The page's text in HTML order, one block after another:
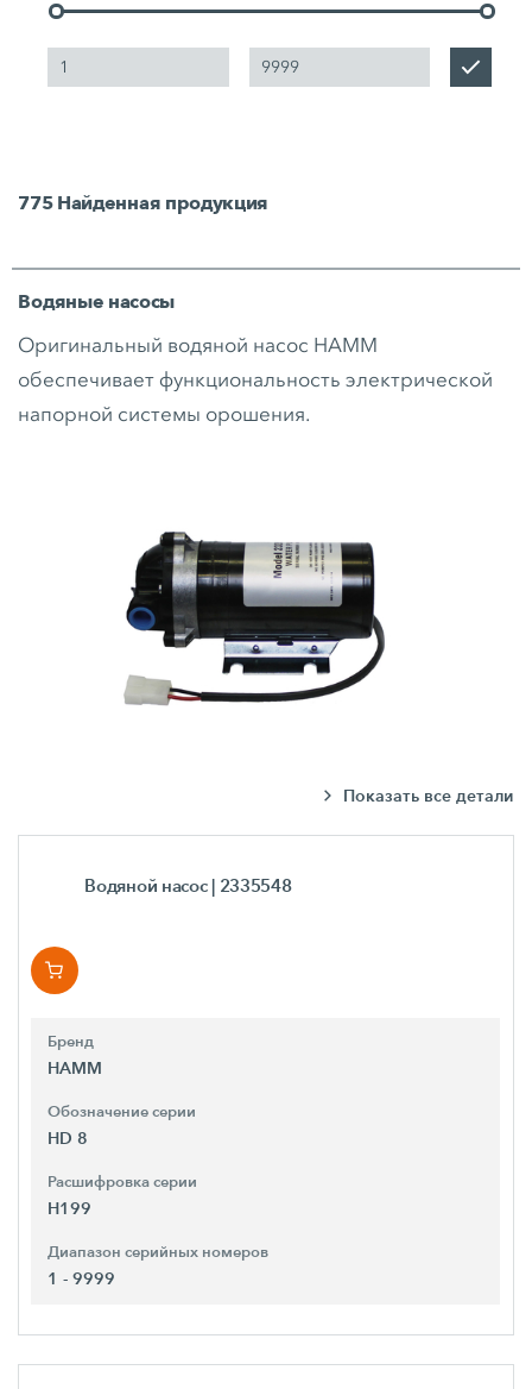
775 Найденная продукция
Водяные насосы
Оригинальный водяной насос HAMM
обеспечивает функциональность электрической
напорной системы орошения.
Показать все детали
Водяной насос | 2335548
Бренд
HAMM
Обозначение серии
HD 8
Расшифровка серии
H199
Диапазон серийных номеров
1 - 9999